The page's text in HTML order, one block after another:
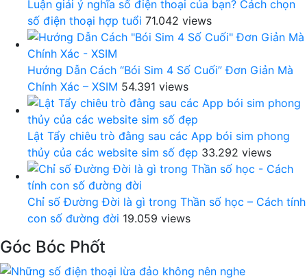
Luận giải ý nghĩa số điện thoại của bạn? Cách chọn
số điện thoại hợp tuổi 71.042 views
Hướng Dẫn Cách “Bói Sim 4 Số Cuối” Đơn Giản Mà
Chính Xác – XSIM 54.391 views
Lật Tẩy chiêu trò đằng sau các App bói sim phong
thủy của các website sim số đẹp 33.292 views
Chỉ số Đường Đời là gì trong Thần số học – Cách tính
con số đường đời 19.059 views
Góc Bóc Phốt